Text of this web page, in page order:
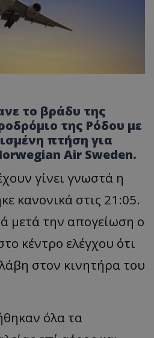
το βράδυ της
της Ρόδου με
πτήση για
Air Sweden.
γίνει γνωστά η
κανονικά στις 21:05.
μετά την απογείωση ο
κέντρο ελέγχου ότι
στον κινητήρα του
όλα τα